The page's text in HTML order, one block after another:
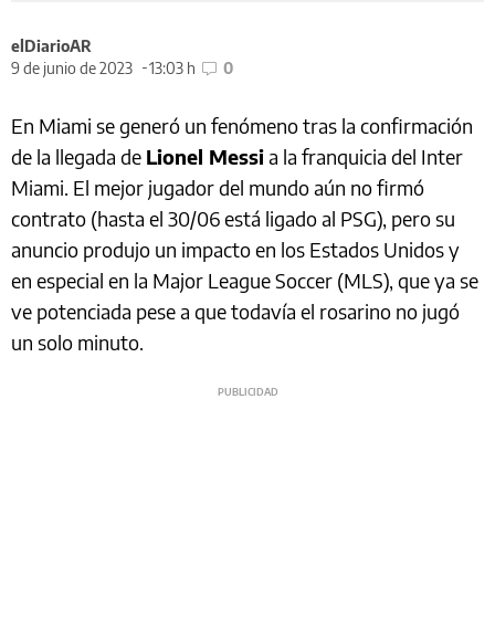
elDiarioAR
9 de junio de 2023
13:03 h 0
En Miami se generó un fenómeno tras la confirmación
de la llegada de Lionel Messia la franquicia del Inter
Miami. El mejor jugador del mundo aún no firmó
contrato (hasta el 30/06 está ligado al PSG), pero su
anuncio produjo un impacto en los Estados Unidos y
en especial en la Major League Soccer (MLS), que ya se
ve potenciada pese a que todavía el rosarino no jugó
un solo minuto.